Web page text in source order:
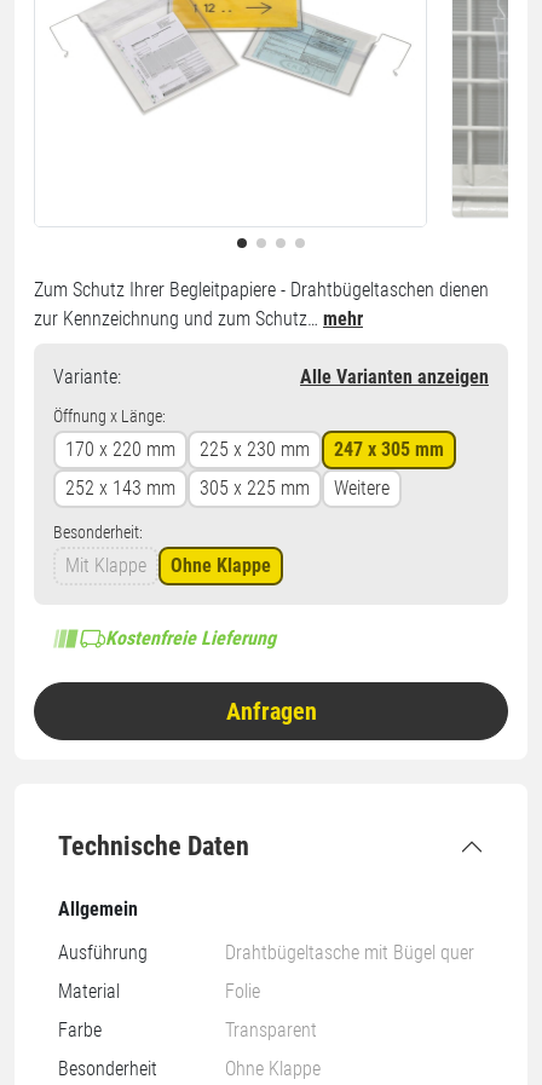
Technische Daten
Allgemein
Ausführung
Drahtbügeltasche mit Bügel quer
Material
Folie
Farbe
Transparent
Besonderheit
Ohne Klappe
Zum Schutz Ihrer Begleitpapiere - Drahtbügeltaschen dienen
zur Kennzeichnung und zum Schutz… mehr
Variante: Alle Varianten anzeigen
Öffnung x Länge:
170 x 220 mm 225 x 230 mm
247 x 305 mm
252 x 143 mm
305 x 225 mm Weitere
Besonderheit:
Mit Klappe Ohne Klappe
Kostenfreie Lieferung
Anfragen